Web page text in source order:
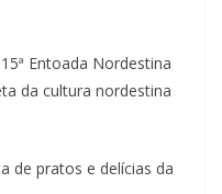
Entoada Nordestina
da cultura nordestina
de pratos e delícias da